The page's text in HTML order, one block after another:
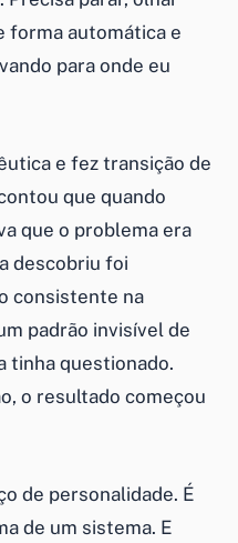
forma automática e
para onde eu
e fez transição de
que quando
que o problema era
descobriu foi
consistente na
padrão invisível de
tinha questionado.
o resultado começou
de personalidade. É
de um sistema. E